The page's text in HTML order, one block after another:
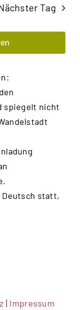
Tag
spiegelt nicht
.
Deutsch statt,
| Impressum